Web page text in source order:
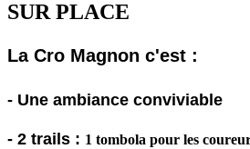
SUR PLACE
La Cro Magnon c'est :
- Une ambiance conviviable
- 2 trails : 1 tombola pour les